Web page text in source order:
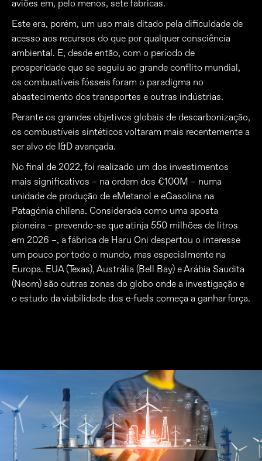
aviões em, pelo menos, sete fábricas.
Este era, porém, um uso mais ditado pela dificuldade de
acesso aos recursos do que por qualquer consciência
ambiental. E, desde então, com o período de
prosperidade que se seguiu ao grande conflito mundial,
os combustíveis fósseis foram o paradigma no
abastecimento dos transportes e outras indústrias.
Perante os grandes objetivos globais de descarbonização,
os combustíveis sintéticos voltaram mais recentemente a
ser alvo de I&D avançada.
No final de 2022, foi realizado um dos investimentos
mais significativos – na ordem dos €100M – numa
unidade de produção de eMetanol e eGasolina na
Patagónia chilena. Considerada como uma aposta
pioneira – prevendo-se que atinja 550 milhões de litros
em 2026 –, a fábrica de Haru Oni despertou o interesse
um pouco por todo o mundo, mas especialmente na
Europa. EUA (Texas), Austrália (Bell Bay) e Arábia Saudita
(Neom) são outras zonas do globo onde a investigação e
o estudo da viabilidade dos e-fuels começa a ganhar força.